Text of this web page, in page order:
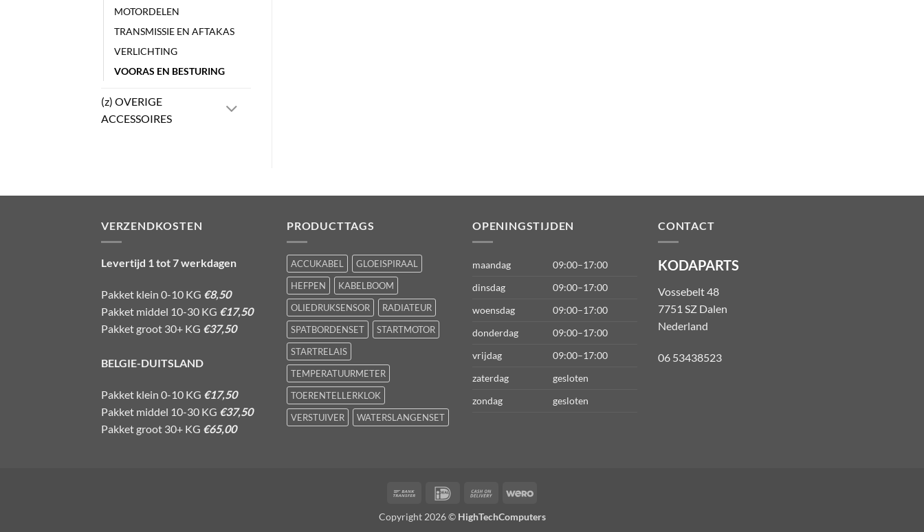
MOTORDELEN
TRANSMISSIE EN AFTAKAS
VERLICHTING
VOORAS EN BESTURING
(z) OVERIGE
ACCESSOIRES
VERZENDKOSTEN
Levertijd 1 tot 7 werkdagen
Pakket klein 0-10 KG €8,50
Pakket middel 10-30 KG €17,50
Pakket groot 30+ KG €37,50
BELGIE-DUITSLAND
Pakket klein 0-10 KG €17,50
Pakket middel 10-30 KG €37,50
Pakket groot 30+ KG €65,00
PRODUCTTAGS
ACCUKABEL
GLOEISPIRAAL
HEFPEN
KABELBOOM
OLIEDRUKSENSOR
RADIATEUR
SPATBORDENSET
STARTMOTOR
STARTRELAIS
TEMPERATUURMETER
TOERENTELLERKLOK
VERSTUIVER
WATERSLANGENSET
OPENINGSTIJDEN
maandag
09:00–17:00
dinsdag
09:00–17:00
woensdag
09:00–17:00
donderdag
09:00–17:00
vrijdag
09:00–17:00
zaterdag
gesloten
zondag
gesloten
CONTACT
KODAPARTS
Vossebelt 48
7751 SZ Dalen
Nederland
06 53438523
Bank
IDeal
Cash
Delivery
Wero
Copyright 2026 © HighTechComputers